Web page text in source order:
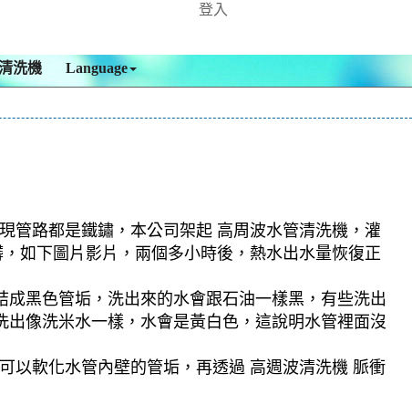
登入
洗機 Language
管路都是鐵鏽，本公司架起 高周波水管清洗機，灌
如下圖片影片，兩個多小時後，熱水出水量恢復正
黑色管垢，洗出來的水會跟石油一樣黑，有些洗出
像洗米水一樣，水會是黃白色，這說明水管裡面沒
以軟化水管內壁的管垢，再透過 高週波清洗機 脈衝